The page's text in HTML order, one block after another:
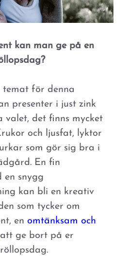
kan man ge på en
för denna
presenter i just zink
valet, det finns mycket
och ljusfat, lyktor
som gör sig bra i
En fin
en snygg
kan bli en kreativ
som tycker om
en omtänksam och
att ge bort på er